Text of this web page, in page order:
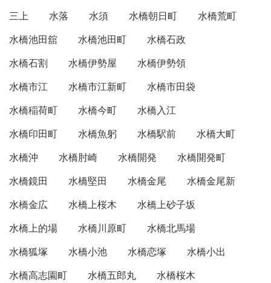
三上
水落 水須 水橋朝日町
水橋荒町
水橋池田舘
水橋池田町
水橋石政
水橋石割
水橋伊勢屋
水橋伊勢領
水橋市江
水橋市江新町
水橋市田袋
水橋稲荷町
水橋今町
水橋入江
水橋印田町
水橋魚躬 水橋駅前
水橋大町
水橋沖
水橋肘崎 水橋開発
水橋開発町
水橋鏡田
水橋堅田 水橋金尾
水橋金尾新
水橋金広
水橋上桜木
水橋上砂子坂
水橋上的場
水橋川原町
水橋北馬場
水橋狐塚
水橋小池 水橋恋塚
水橋小出
水橋高志園町
水橋五郎丸
水橋桜木